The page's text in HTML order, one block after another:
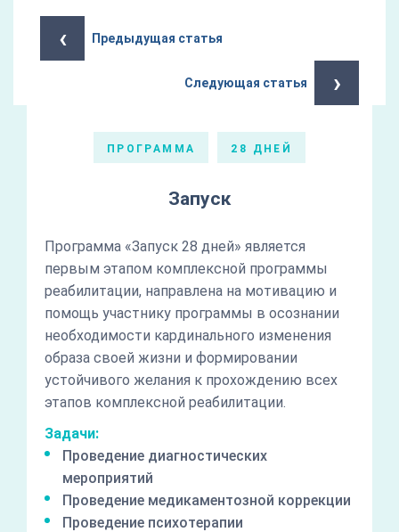
‹ Предыдущая статья
Следующая статья ›
ПРОГРАММА 28 ДНЕЙ
Запуск
Программа «Запуск 28 дней» является
первым этапом комплексной программы
реабилитации, направлена на мотивацию и
помощь участнику программы в осознании
необходимости кардинального изменения
образа своей жизни и формировании
устойчивого желания к прохождению всех
этапов комплексной реабилитации.
Задачи:
Проведение диагностических
мероприятий
Проведение медикаментозной коррекции
Проведение психотерапии